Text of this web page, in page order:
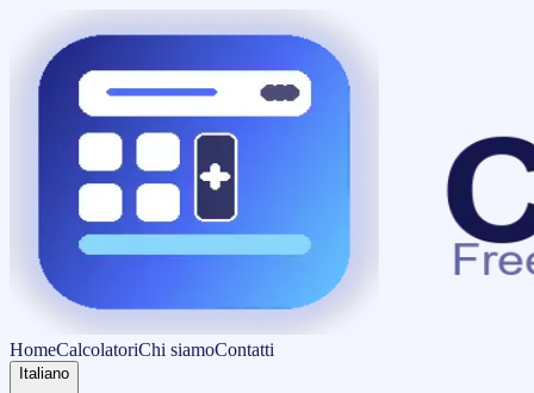
HomeCalcolatoriChi siamoContatti
Italiano